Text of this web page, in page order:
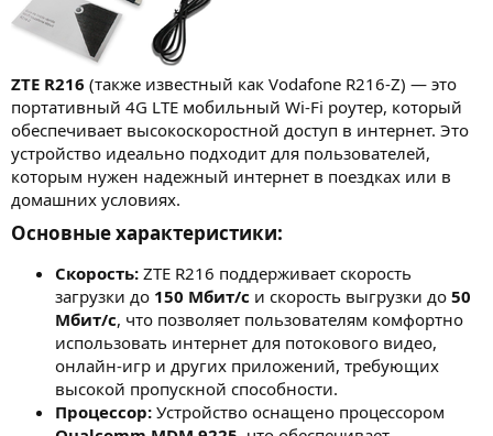
ZTE R216 (также известный как Vodafone R216-Z) — это
портативный 4G LTE мобильный Wi-Fi роутер, который
обеспечивает высокоскоростной доступ в интернет. Это
устройство идеально подходит для пользователей,
которым нужен надежный интернет в поездках или в
домашних условиях.
Основные характеристики:​
Скорость: ZTE R216 поддерживает скорость
загрузки до 150 Мбит/с и скорость выгрузки до 50
Мбит/с, что позволяет пользователям комфортно
использовать интернет для потокового видео,
онлайн-игр и других приложений, требующих
высокой пропускной способности.
Процессор: Устройство оснащено процессором